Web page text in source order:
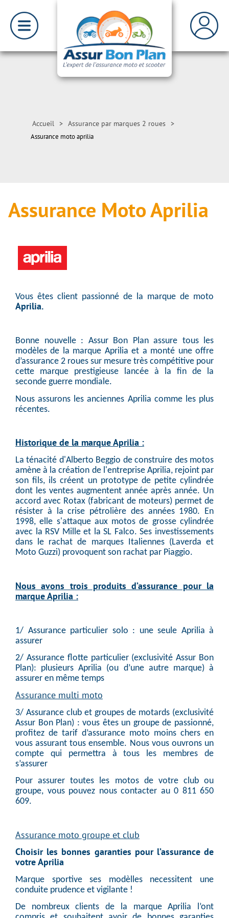
Accueil > Assurance par marques 2 roues >
Assurance moto aprilia
Assurance Moto Aprilia
Vous êtes client passionné de la marque de moto
Aprilia.
Bonne nouvelle : Assur Bon Plan assure tous les
modèles de la marque Aprilia et a monté une offre
d’assurance 2 roues sur mesure très compétitive pour
cette marque prestigieuse lancée à la fin de la
seconde guerre mondiale.
Nous assurons les anciennes Aprilia comme les plus
récentes.
Historique de la marqueAprilia :
La ténacité d'Alberto Beggio de construire des motos
amène à la création de l'entreprise Aprilia, rejoint par
son fils, ils créent un prototype de petite cylindrée
dont les ventes augmentent année après année. Un
accord avec Rotax (fabricant de moteurs) permet de
résister à la crise pétrolière des années 1980. En
1998, elle s'attaque aux motos de grosse cylindrée
avec la RSV Mille et la SL Falco. Ses investissements
dans le rachat de marques Italiennes (Laverda et
Moto Guzzi) provoquent son rachat par Piaggio.
Nous avons trois produits d’assurance pour la
marqueAprilia :
1/ Assurance particulier solo : une seule Aprilia à
assurer
2/ Assurance flotte particulier (exclusivité Assur Bon
Plan): plusieurs Aprilia (ou d’une autre marque) à
assurer en même temps
Assurance multi moto
3/ Assurance club et groupes de motards (exclusivité
Assur Bon Plan) : vous êtes un groupe de passionné,
profitez de tarif d’assurance moto moins chers en
vous assurant tous ensemble. Nous vous ouvrons un
compte qui permettra à tous les membres de
s’assurer
Pour assurer toutes les motos de votre club ou
groupe, vous pouvez nous contacter au 0 811 650
609.
Assurance moto groupe et club
Choisir les bonnes garanties pour l’assurance de
votre Aprilia
Marque sportive ses modèlles necessitent une
conduite prudence et vigilante !
De nombreux clients de la marque Aprilia l’ont